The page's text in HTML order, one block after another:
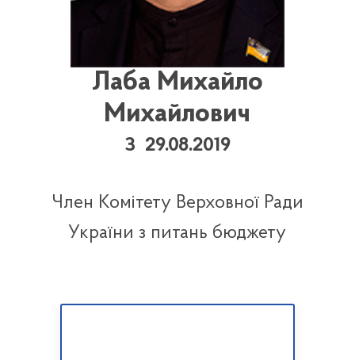
Лаба Михайло
Михайлович
З 29.08.2019
Член Комітету Верховної Ради
України з питань бюджету